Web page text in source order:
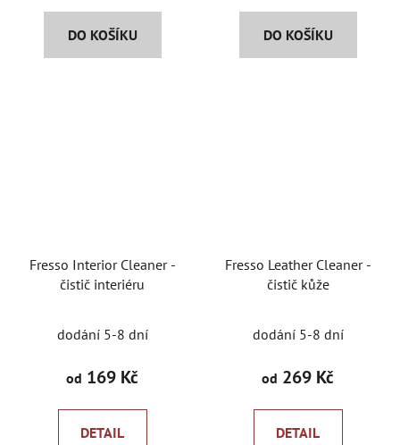
DO KOŠÍKU DO KOŠÍKU
Fresso Interior Cleaner -
čistič interiéru
dodání 5-8 dní
od 169 Kč
DETAIL
Fresso Leather Cleaner -
čistič kůže
dodání 5-8 dní
od 269 Kč
DETAIL